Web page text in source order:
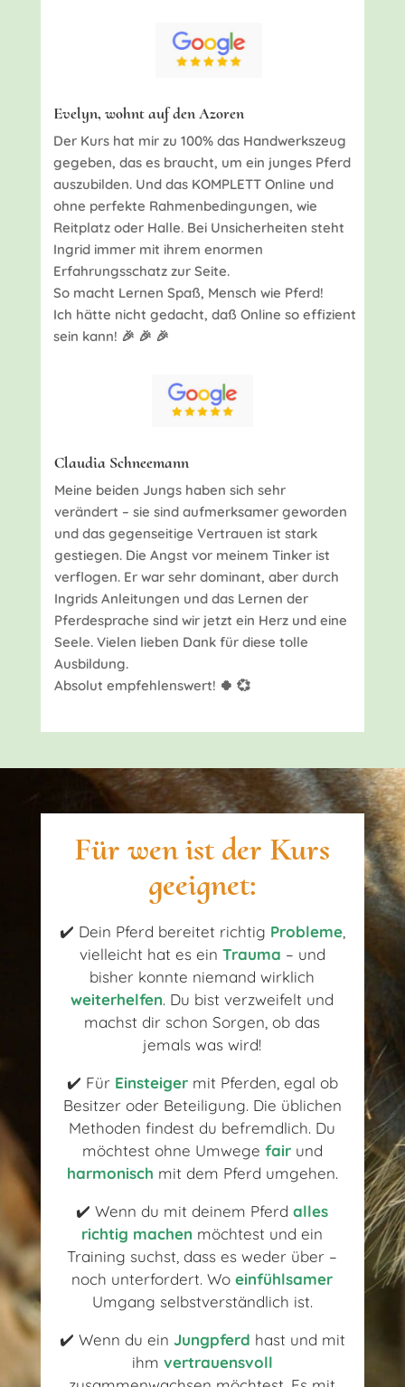
Evelyn, wohnt auf den Azoren
Der Kurs hat mir zu 100% das Handwerkszeug
gegeben, das es braucht, um ein junges Pferd
auszubilden. Und das KOMPLETT Online und
ohne perfekte Rahmenbedingungen, wie
Reitplatz oder Halle. Bei Unsicherheiten steht
Ingrid immer mit ihrem enormen
Erfahrungsschatz zur Seite.
So macht Lernen Spaß, Mensch wie Pferd!
Ich hätte nicht gedacht, daß Online so effizient
sein kann! 🎉 🎉 🎉
Claudia Schneemann
Meine beiden Jungs haben sich sehr
verändert – sie sind aufmerksamer geworden
und das gegenseitige Vertrauen ist stark
gestiegen. Die Angst vor meinem Tinker ist
verflogen. Er war sehr dominant, aber durch
Ingrids Anleitungen und das Lernen der
Pferdesprache sind wir jetzt ein Herz und eine
Seele. Vielen lieben Dank für diese tolle
Ausbildung.
Absolut empfehlenswert! 🍀 💞
Für wen ist der Kurs
geeignet:
✔️ Dein Pferd bereitet richtig Probleme,
vielleicht hat es ein Trauma – und
bisher konnte niemand wirklich
weiterhelfen. Du bist verzweifelt und
machst dir schon Sorgen, ob das
jemals was wird!
✔️ Für Einsteigermit Pferden, egal ob
Besitzer oder Beteiligung. Die üblichen
Methoden findest du befremdlich. Du
möchtest ohne Umwege fairund
harmonisch mit dem Pferd umgehen.
✔️ Wenn du mit deinem Pferdalles
richtig machen möchtest und ein
Training suchst, dass es weder über –
noch unterfordert. Woeinfühlsamer
Umgang selbstverständlich ist.
✔️ Wenn du ein Jungpferd hast und mit
ihm vertrauensvoll